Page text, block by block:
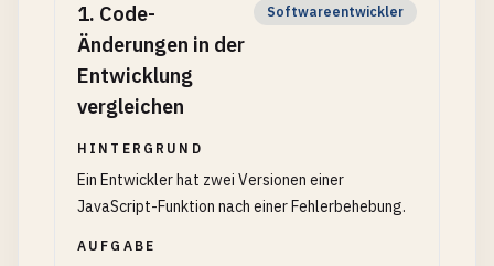
1. Code-
Änderungen in der
Entwicklung
vergleichen
Softwareentwickler
HINTERGRUND
Ein Entwickler hat zwei Versionen einer
JavaScript-Funktion nach einer Fehlerbehebung.
AUFGABE